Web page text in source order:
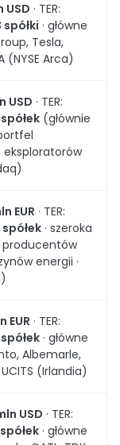
USD · TER:
· główne
Tesla,
(NYSE Arca)
USD · TER:
(głównie
EUR · TER:
· szeroka
producentów
energii ·
EUR · TER:
· główne
Albemarle,
(Irlandia)
USD · TER:
· główne